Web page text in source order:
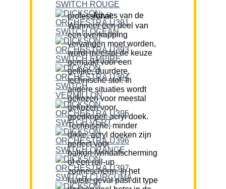
Advies van de professional:
Wanneer een deel van
een overkapping
vervangen moet worden,
wordt meestal de keuze
gemaakt voor een
gelijke, duurdere,
technische stof. In
andere situaties wordt
gekozen voor meestal
gekozen voor,
goedkoper, acryl doek.
Technische, minder
dikke, acryl doeken zijn
perfect voor
balkon-/windafscherming
of een roll-up
zonnescherm. In het
laatste geval past dit type